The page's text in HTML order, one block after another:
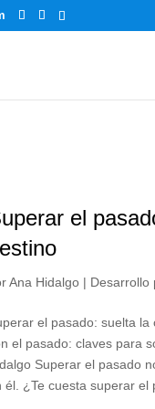
el
Ana Hidalgo | Desarrollo
el pasado: suelta
el pasado: claves para
Superar el pasado
él. ¿Te cuesta superar el